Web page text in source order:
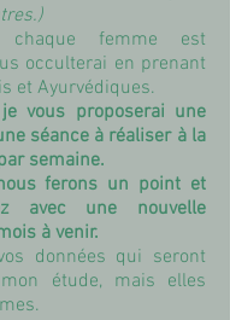
chaque femme est
occulterai en prenant
et Ayurvédiques.
je vous proposerai une
séance à réaliser à la
semaine.
ferons un point et
avec une nouvelle
à venir.
données qui seront
étude, mais elles